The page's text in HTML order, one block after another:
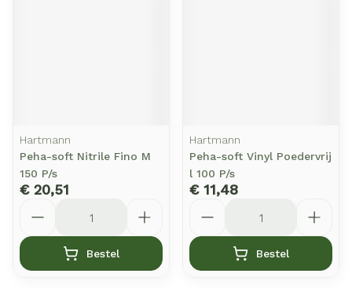
Hartmann
Peha-soft Nitrile Fino M
150 P/s
€ 20,51
Bestel
Hartmann
Peha-soft Vinyl Poedervrij
l 100 P/s
€ 11,48
Bestel